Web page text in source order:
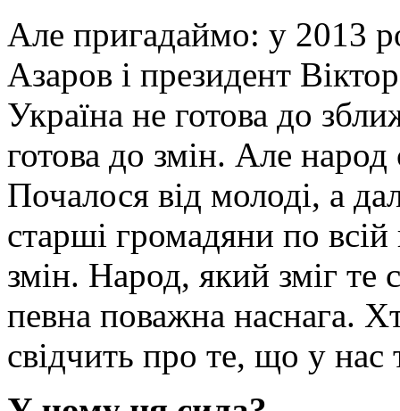
Але пригадаймо: у 2013
Азаров і президент
Україна не готова до
готова до змін. Але
Почалося від молоді, а
старші громадяни по
змін. Народ, який зміг те
певна поважна наснага.
свідчить про те, що у нас